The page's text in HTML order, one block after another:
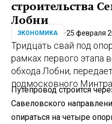
строительства
Лобни
ЭКОНОМИКА 25 февраля
Тридцать свай под
рамках первого этапа
обхода Лобни,
подмосковного
Путепровод строится
Савеловского
опираться на четыре